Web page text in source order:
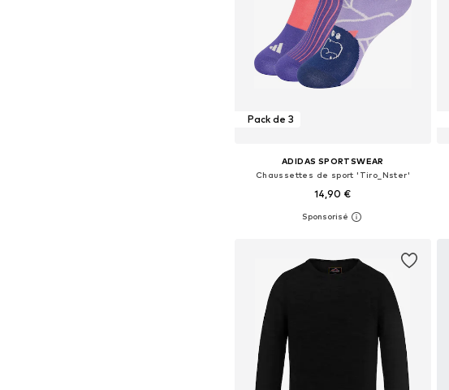
Pack de 3
ADIDAS SPORTSWEAR
Chaussettes de sport 'Tiro_Nster'
14,90 €
Disponible en plusieurs tailles